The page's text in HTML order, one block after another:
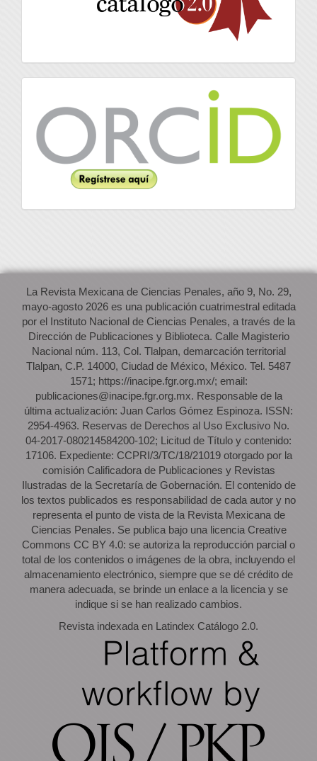
La Revista Mexicana de Ciencias Penales, año 9, No. 29,
mayo-agosto 2026 es una publicación cuatrimestral editada
por el Instituto Nacional de Ciencias Penales, a través de la
Dirección de Publicaciones y Biblioteca. Calle Magisterio
Nacional núm. 113, Col. Tlalpan, demarcación territorial
Tlalpan, C.P. 14000, Ciudad de México, México. Tel. 5487
1571; https://inacipe.fgr.org.mx/; email:
publicaciones@inacipe.fgr.org.mx. Responsable de la
última actualización: Juan Carlos Gómez Espinoza. ISSN:
2954-4963. Reservas de Derechos al Uso Exclusivo No.
04-2017-080214584200-102; Licitud de Título y contenido:
17106. Expediente: CCPRI/3/TC/18/21019 otorgado por la
comisión Calificadora de Publicaciones y Revistas
Ilustradas de la Secretaría de Gobernación. El contenido de
los textos publicados es responsabilidad de cada autor y no
representa el punto de vista de la Revista Mexicana de
Ciencias Penales. Se publica bajo una licencia Creative
Commons CC BY 4.0: se autoriza la reproducción parcial o
total de los contenidos o imágenes de la obra, incluyendo el
almacenamiento electrónico, siempre que se dé crédito de
manera adecuada, se brinde un enlace a la licencia y se
indique si se han realizado cambios.
Revista indexada en Latindex Catálogo 2.0.